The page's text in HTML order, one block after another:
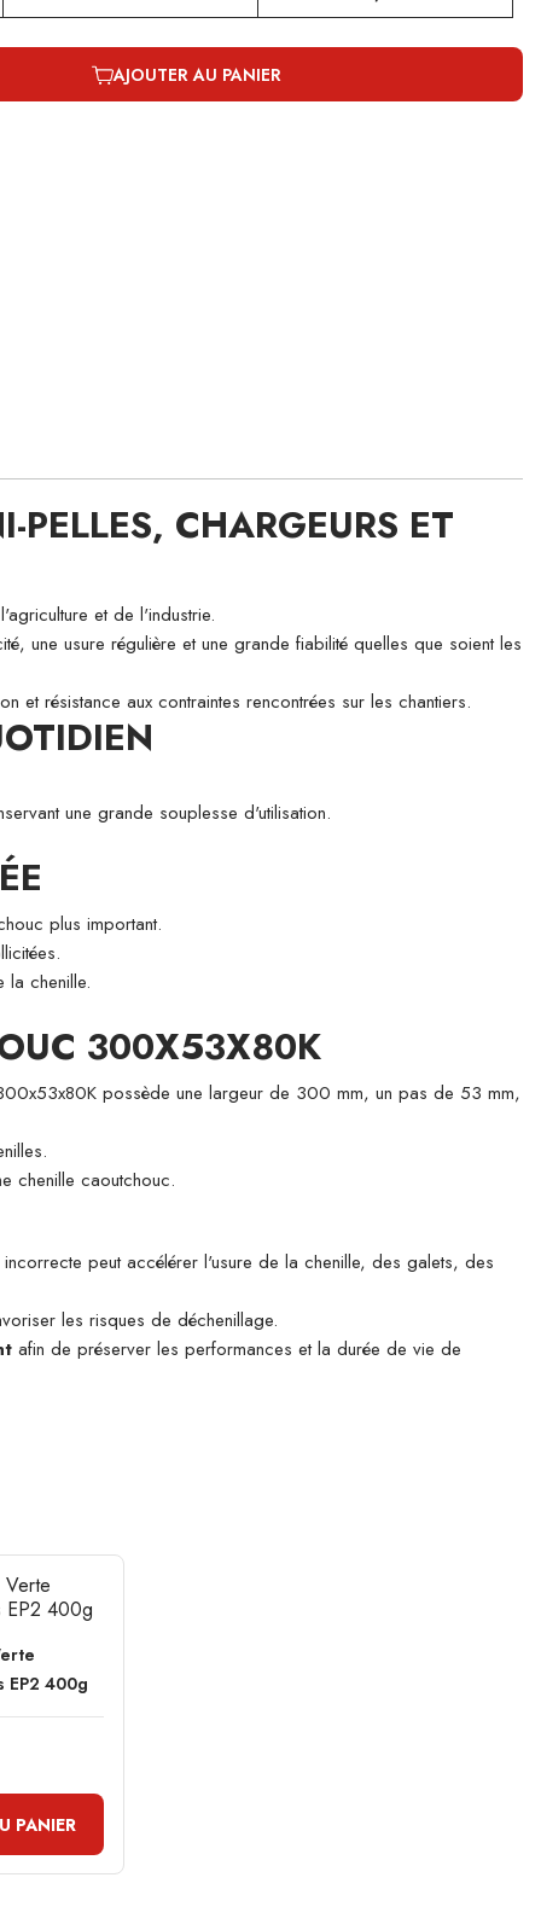
AJOUTER AU PANIER
CHARGEURS ET
et de l'industrie.
une usure régulière et une grande fiabilité quelles que soient les
résistance aux contraintes rencontrées sur les chantiers.
une grande souplesse d'utilisation.
plus important.
la chenille.
300X53X80K
possède une largeur de 300 mm, un pas de 53 mm,
chenille caoutchouc.
peut accélérer l'usure de la chenille, des galets, des
les risques de déchenillage.
afin de préserver les performances et la durée de vie de
EP2 400g
PANIER